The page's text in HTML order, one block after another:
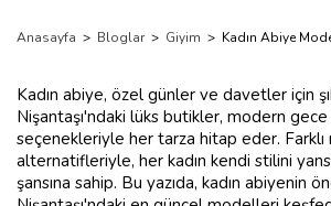
Anasayfa > Bloglar > Giyim > Kadın Abiye
Kadın abiye, özel günler ve davetler için
Nişantaşı'ndaki lüks butikler, modern
seçenekleriyle her tarza hitap eder. Farklı
alternatifleriyle, her kadın kendi stilini
şansına sahip. Bu yazıda, kadın abiyenin